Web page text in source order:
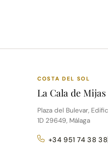
COSTA DEL SOL
La Cala de Mijas
Plaza del Bulevar,
1D 29649, Málaga
+34 951 74 38 38